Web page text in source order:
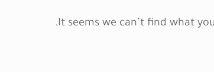
It seems we can’t find what